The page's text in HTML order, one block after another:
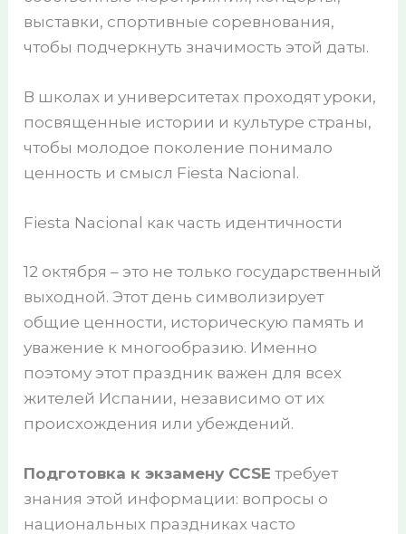
выставки, спортивные соревнования,
чтобы подчеркнуть значимость этой даты.
В школах и университетах проходят уроки,
посвященные истории и культуре страны,
чтобы молодое поколение понимало
ценность и смысл Fiesta Nacional.
Fiesta Nacional как часть идентичности
12 октября – это не только государственный
выходной. Этот день символизирует
общие ценности, историческую память и
уважение к многообразию. Именно
поэтому этот праздник важен для всех
жителей Испании, независимо от их
происхождения или убеждений.
Подготовка к экзамену CCSE требует
знания этой информации: вопросы о
национальных праздниках часто